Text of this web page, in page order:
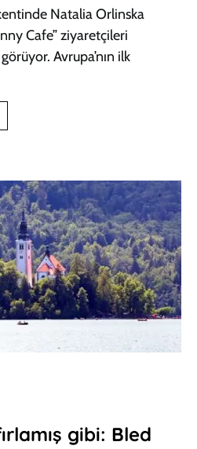
Natalia Orlinska
Cafe” ziyaretçileri
Avrupa’nın ilk
gibi: Bled